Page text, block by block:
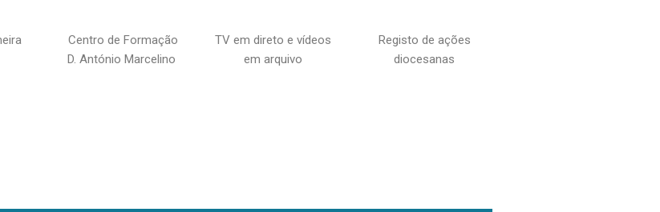
Centro de Formação
D. António Marcelino
TV em direto e vídeos
em arquivo
Registo de ações
diocesanas